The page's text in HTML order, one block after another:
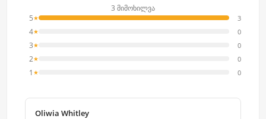
3 მიმოხილვა
5★ 3
4★ 0
3★ 0
2★ 0
1 ★ 0
Oliwia Whitley